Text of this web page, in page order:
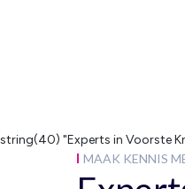
string(40) "Experts in Voorste
MAAK KENNIS